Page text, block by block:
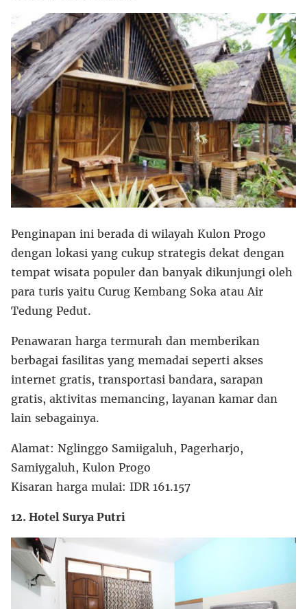
Penginapan ini berada di wilayah Kulon Progo
dengan lokasi yang cukup strategis dekat dengan
tempat wisata populer dan banyak dikunjungi oleh
para turis yaitu Curug Kembang Soka atau Air
Tedung Pedut.
Penawaran harga termurah dan memberikan
berbagai fasilitas yang memadai seperti akses
internet gratis, transportasi bandara, sarapan
gratis, aktivitas memancing, layanan kamar dan
lain sebagainya.
Alamat: Nglinggo Samiigaluh, Pagerharjo,
Samiygaluh, Kulon Progo
Kisaran harga mulai: IDR 161.157
12. Hotel Surya Putri